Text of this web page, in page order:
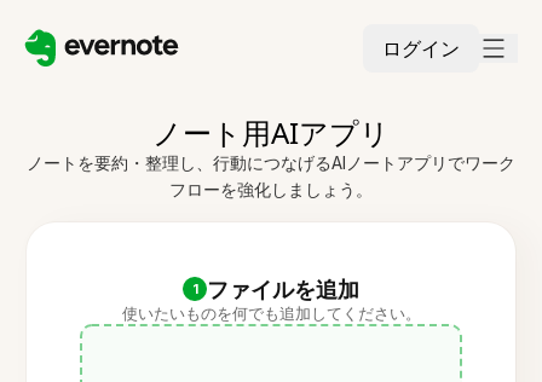
ログイン
ノート用AIアプリ
ノートを要約・整理し、行動につなげるAIノートアプリでワーク
フローを強化しましょう。
1 ファイルを追加
使いたいものを何でも追加してください。